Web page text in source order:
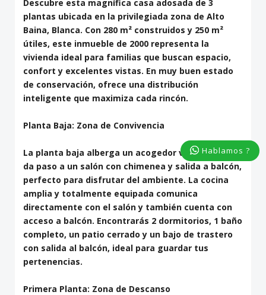
Descubre esta magnífica casa adosada de 3
plantas ubicada en la privilegiada zona de Alto
Baina, Blanca. Con 280 m² construidos y 250 m²
útiles, este inmueble de 2000 representa la
vivienda ideal para familias que buscan espacio,
confort y excelentes vistas. En muy buen estado
de conservación, ofrece una distribución
inteligente que maximiza cada rincón.
Planta Baja: Zona de Convivencia
La planta baja alberga un acogedor vestíbulo que
da paso a un salón con chimenea y salida a balcón,
perfecto para disfrutar del ambiente. La cocina
amplia y totalmente equipada comunica
directamente con el salón y también cuenta con
acceso a balcón. Encontrarás 2 dormitorios, 1 baño
completo, un patio cerrado y un bajo de trastero
con salida al balcón, ideal para guardar tus
pertenencias.
Primera Planta: Zona de Descanso
Hablamos ?